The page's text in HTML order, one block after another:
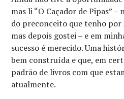
mas li “O Caçador de Pipas”
do preconceito que tenho por
mas depois gostei – e em
sucesso é merecido. Uma
bem construída e que, em
padrão de livros com que
atualmente.